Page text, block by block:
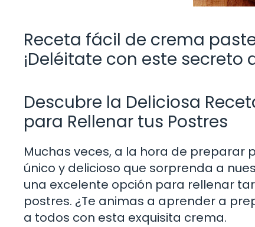
Receta fácil de crema
¡Deléitate con este secreto
Descubre la Deliciosa
para Rellenar tus Postres
Muchas veces, a la hora de preparar
único y delicioso que sorprenda a
una excelente opción para rellenar
postres. ¿Te animas a aprender a
a todos con esta exquisita crema.